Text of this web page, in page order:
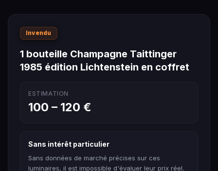
Invendu
1 bouteille Champagne Taittinger
1985 édition Lichtenstein en coffret
ESTIMATION
100 – 120 €
Sans intérêt particulier
Sans données de marché précises sur ces
luminaires, il est impossible d'évaluer leur prix réel.